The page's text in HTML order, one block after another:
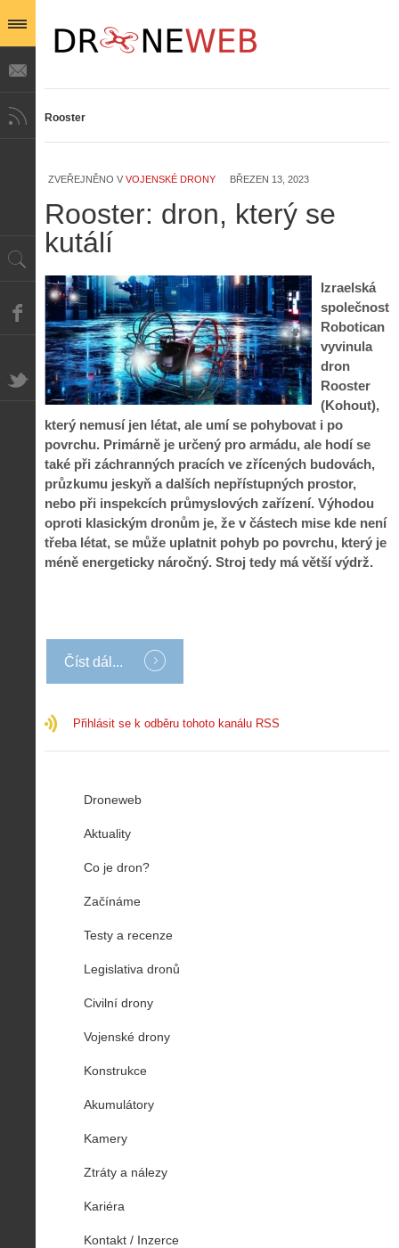
Rooster
ZVEŘEJNĚNO V VOJENSKÉ DRONY BŘEZEN 13, 2023
Rooster: dron, který se
kutálí
Izraelská
společnost
Robotican
vyvinula
dron
Rooster
(Kohout),
který nemusí jen létat, ale umí se pohybovat i po
povrchu. Primárně je určený pro armádu, ale hodí se
také při záchranných pracích ve zřícených budovách,
průzkumu jeskyň a dalších nepřístupných prostor,
nebo při inspekcích průmyslových zařízení. Výhodou
oproti klasickým dronům je, že v částech mise kde není
třeba létat, se může uplatnit pohyb po povrchu, který je
méně energeticky náročný. Stroj tedy má větší výdrž.
Číst dál...
Přihlásit se k odběru tohoto kanálu RSS
Droneweb
Aktuality
Co je dron?
Začínáme
Testy a recenze
Legislativa dronů
Civilní drony
Vojenské drony
Konstrukce
Akumulátory
Kamery
Ztráty a nálezy
Kariéra
Kontakt / Inzerce